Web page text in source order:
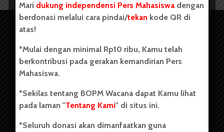
Mari dukung independensi Pers Mahasiswa dengan
berdonasi melalui cara pindai/tekan kode QR di
atas!
*Mulai dengan minimal Rp10 ribu, Kamu telah
berkontribusi pada gerakan kemandirian Pers
Mahasiswa.
*Sekilas tentang BOPM Wacana dapat Kamu lihat
pada laman "Tentang Kami" di situs ini.
*Seluruh donasi akan dimanfaatkan guna